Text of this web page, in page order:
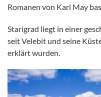
Romanen von Karl May
Starigrad liegt in einer
seit Velebit und seine
erklärt wurden.